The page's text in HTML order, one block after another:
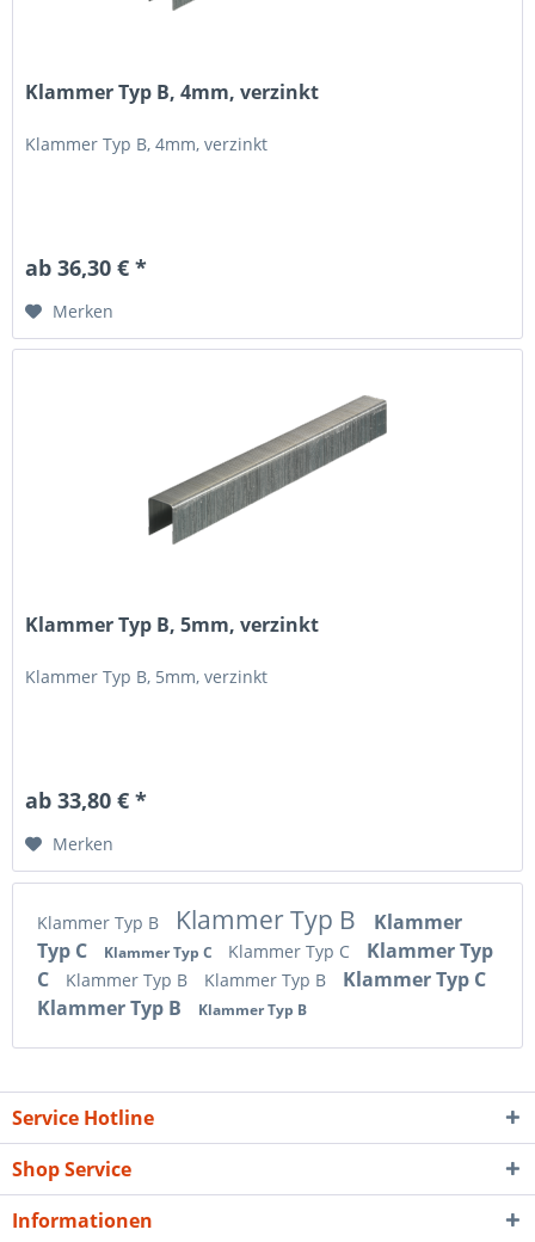
Klammer Typ B, 4mm, verzinkt
Klammer Typ B, 4mm, verzinkt
ab 36,30 € *
Merken
Klammer Typ B, 5mm, verzinkt
Klammer Typ B, 5mm, verzinkt
ab 33,80 € *
Merken
Klammer Typ B Klammer Typ B
Klammer
Typ C
Klammer Typ C Klammer Typ C
Klammer Typ
C
Klammer Typ B Klammer Typ B
Klammer Typ C
Klammer Typ B
Klammer Typ B
Service Hotline
Shop Service
Informationen